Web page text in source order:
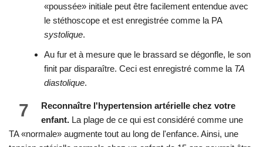
«poussée» initiale peut être facilement entendue avec
le stéthoscope et est enregistrée comme la PA
systolique.
Au fur et à mesure que le brassard se dégonfle, le son
finit par disparaître. Ceci est enregistré comme la TA
diastolique.
7
Reconnaître l'hypertension artérielle chez votre
enfant. La plage de ce qui est considéré comme une
TA «normale» augmente tout au long de l'enfance. Ainsi, une